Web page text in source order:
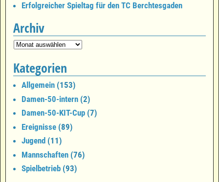
Erfolgreicher Spieltag für den TC Berchtesgaden
Archiv
Kategorien
Allgemein (153)
Damen-50-intern (2)
Damen-50-KIT-Cup (7)
Ereignisse (89)
Jugend (11)
Mannschaften (76)
Spielbetrieb (93)